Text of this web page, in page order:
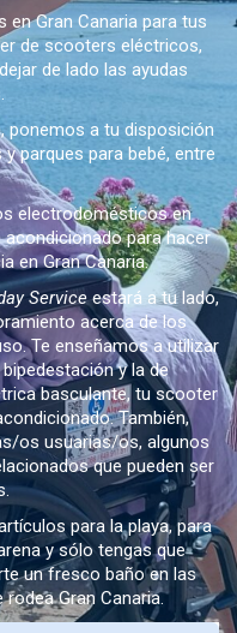
en Gran Canaria para tus
de scooters eléctricos,
de lado las ayudas
ponemos a tu disposición
parques para bebé, entre
electrodomésticos en
acondicionado para hacer
en Gran Canaria.
Serviceestará a tu lado,
acerca de los
Te enseñamos a utilizar
y la de
basculante, tu scooter
También,
os usuarias/os, algunos
que pueden ser
para la playa, para
y sólo tengas que
un fresco baño en las
Gran Canaria.